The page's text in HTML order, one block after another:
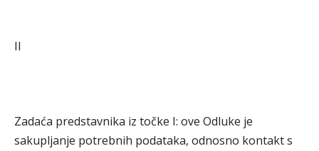
II
Zadaća predstavnika iz točke I: ove Odluke je
sakupljanje potrebnih podataka, odnosno kontakt s